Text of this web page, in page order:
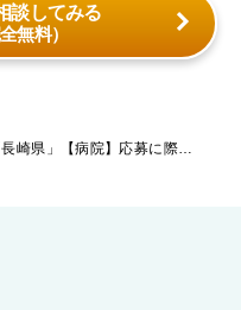
談してみる
無料）
「長崎県」【病院】応募に際し指定医の有無問いません。これから経験を積みたい先生、経験を活かしたい先生どちらもご活躍頂けます。